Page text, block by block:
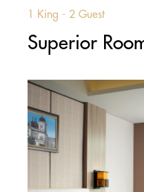
1 King - 2 Guest
Superior